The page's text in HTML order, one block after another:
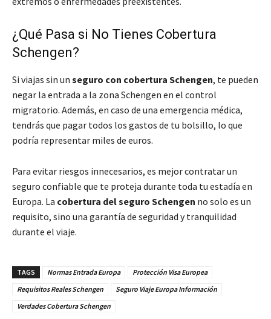
¿Qué Pasa si No Tienes Cobertura
Schengen?
Si viajas sin un seguro con cobertura Schengen, te pueden
negar la entrada a la zona Schengen en el control
migratorio. Además, en caso de una emergencia médica,
tendrás que pagar todos los gastos de tu bolsillo, lo que
podría representar miles de euros.
Para evitar riesgos innecesarios, es mejor contratar un
seguro confiable que te proteja durante toda tu estadía en
Europa. La cobertura del seguro Schengen no solo es un
requisito, sino una garantía de seguridad y tranquilidad
durante el viaje.
TAGS Normas Entrada Europa
Protección Visa Europea
Requisitos Reales Schengen
Seguro Viaje Europa Información
Verdades Cobertura Schengen